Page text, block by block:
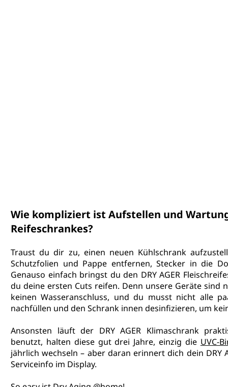
Wie kompliziert ist Aufstellen und Wartung
Reifeschrankes?
Traust du dir zu, einen neuen Kühlschrank
Schutzfolien und Pappe entfernen, Stecker in die
Genauso einfach bringst du den DRY AGER
du deine ersten Cuts reifen. Denn unsere Geräte sind
keinen Wasseranschluss, und du musst nicht alle
nachfüllen und den Schrank innen desinfizieren, um
Ansonsten läuft der DRY AGER Klimaschrank
benutzt, halten diese gut drei Jahre, einzig die UVC-
jährlich wechseln – aber daran erinnert dich dein DRY
Serviceinfo im Display.